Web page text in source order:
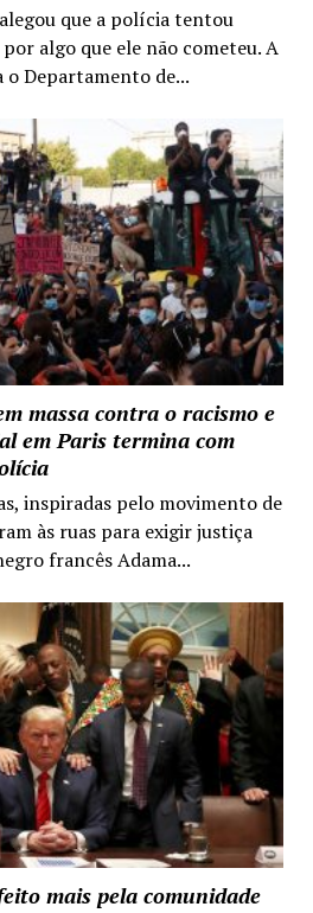
que a polícia tentou
algo que ele não cometeu. A
o Departamento de...
massa contra o racismo e
em Paris termina com
inspiradas pelo movimento de
às ruas para exigir justiça
francês Adama...
mais pela comunidade